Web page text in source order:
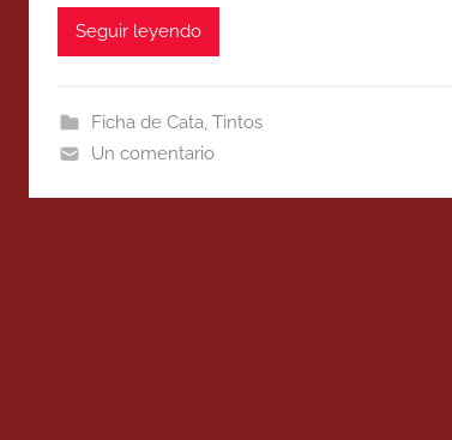
Seguir leyendo
Ficha de Cata, Tintos
Un comentario